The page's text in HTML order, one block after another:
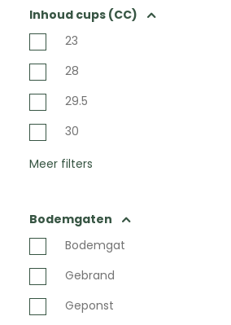
Inhoud cups (CC)
23
28
29.5
30
Meer filters
Bodemgaten
Bodemgat
Gebrand
Geponst